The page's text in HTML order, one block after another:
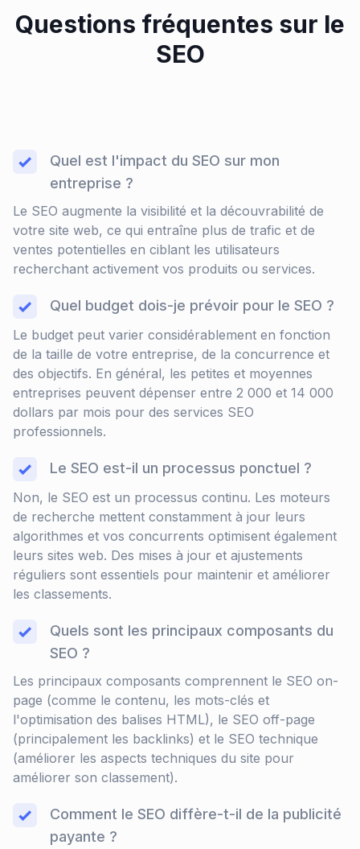
Questions fréquentes sur le
SEO
Quel est l'impact du SEO sur mon
entreprise ?
Le SEO augmente la visibilité et la découvrabilité de
votre site web, ce qui entraîne plus de trafic et de
ventes potentielles en ciblant les utilisateurs
recherchant activement vos produits ou services.
Quel budget dois-je prévoir pour le SEO ?
Le budget peut varier considérablement en fonction
de la taille de votre entreprise, de la concurrence et
des objectifs. En général, les petites et moyennes
entreprises peuvent dépenser entre 2 000 et 14 000
dollars par mois pour des services SEO
professionnels.
Le SEO est-il un processus ponctuel ?
Non, le SEO est un processus continu. Les moteurs
de recherche mettent constamment à jour leurs
algorithmes et vos concurrents optimisent également
leurs sites web. Des mises à jour et ajustements
réguliers sont essentiels pour maintenir et améliorer
les classements.
Quels sont les principaux composants du
SEO ?
Les principaux composants comprennent le SEO on-
page (comme le contenu, les mots-clés et
l'optimisation des balises HTML), le SEO off-page
(principalement les backlinks) et le SEO technique
(améliorer les aspects techniques du site pour
améliorer son classement).
Comment le SEO diffère-t-il de la publicité
payante ?